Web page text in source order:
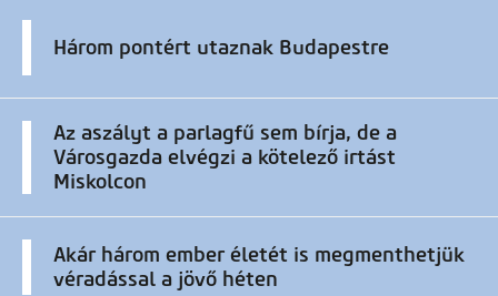
Három pontért utaznak Budapestre
Az aszályt a parlagfű sem bírja, de a
Városgazda elvégzi a kötelező irtást
Miskolcon
Akár három ember életét is megmenthetjük
véradással a jövő héten